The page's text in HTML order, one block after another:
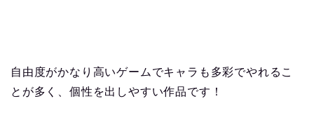
自由度がかなり高いゲームでキャラも多彩でやれるこ
とが多く、個性を出しやすい作品です！